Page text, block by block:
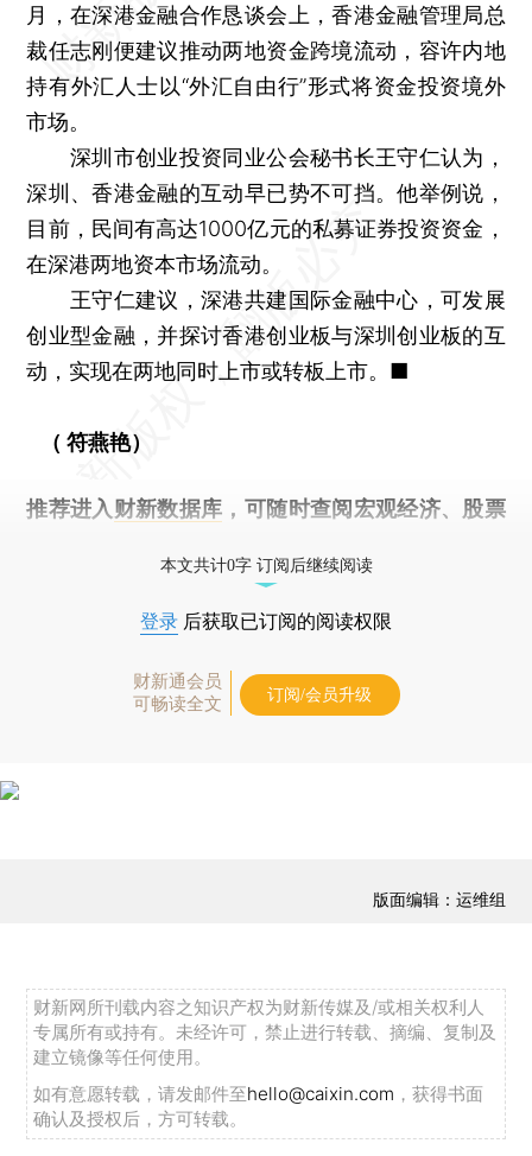
月，在深港金融合作恳谈会上，香港金融管理局总
裁任志刚便建议推动两地资金跨境流动，容许内地
持有外汇人士以“外汇自由行”形式将资金投资境外
市场。
深圳市创业投资同业公会秘书长王守仁认为，
深圳、香港金融的互动早已势不可挡。他举例说，
目前，民间有高达1000亿元的私募证券投资资金，
在深港两地资本市场流动。
王守仁建议，深港共建国际金融中心，可发展
创业型金融，并探讨香港创业板与深圳创业板的互
动，实现在两地同时上市或转板上市。■
（ 符燕艳）
推荐进入 财新数据库 ，可随时查阅宏观经济、股票
本文共计0字 订阅后继续阅读
登录 后获取已订阅的阅读权限
财新通会员
可畅读全文
订阅/会员升级
版面编辑：运维组
财新网所刊载内容之知识产权为财新传媒及/或相关权利人
专属所有或持有。未经许可，禁止进行转载、摘编、复制及
建立镜像等任何使用。
如有意愿转载，请发邮件至hello@caixin.com ，获得书面
确认及授权后，方可转载。